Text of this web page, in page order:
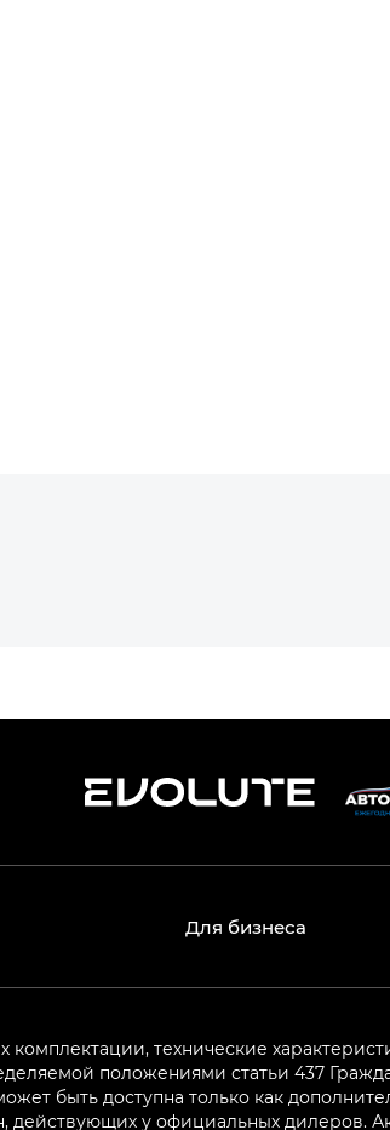
Для бизнеса
технические
положениями статьи 437
быть доступна только как
действующих у официальных дилеров.